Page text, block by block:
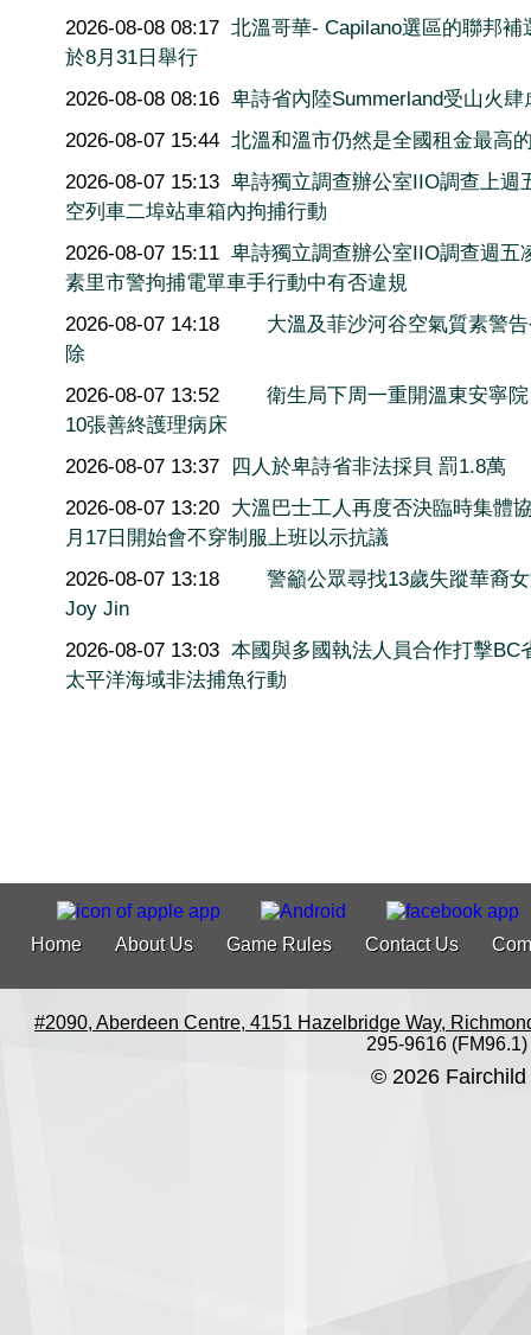
2026-08-08 08:17 北溫哥華- Capilano選區的聯邦補
於8月31日舉行
2026-08-08 08:16 卑詩省內陸Summerland受山火肆
2026-08-07 15:44 北溫和溫市仍然是全國租金最高
2026-08-07 15:13 卑詩獨立調查辦公室IIO調查上週
空列車二埠站車箱內拘捕行動
2026-08-07 15:11 卑詩獨立調查辦公室IIO調查週五
素里市警拘捕電單車手行動中有否違規
2026-08-07 14:18
大溫及菲沙河谷空氣質素警
除
2026-08-07 13:52
衛生局下周一重開溫東安寧
10張善終護理病床
2026-08-07 13:37 四人於卑詩省非法採貝 罰1.8萬
2026-08-07 13:20 大溫巴士工人再度否決臨時集體
月17日開始會不穿制服上班以示抗議
2026-08-07 13:18
警籲公眾尋找13歲失蹤華裔
Joy Jin
2026-08-07 13:03 本國與多國執法人員合作打擊BC
太平洋海域非法捕魚行動
Home About Us Game Rules Contact Us
#2090, Aberdeen Centre, 4151 Hazelbridge Way,
295-9616 (FM96.1)
© 2026 Fairchild